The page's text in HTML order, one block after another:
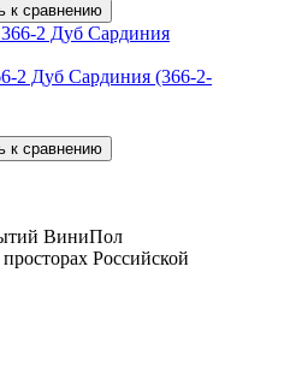
к сравнению
2 Дуб Сардиния (366-2-
к сравнению
ВиниПол
Российской